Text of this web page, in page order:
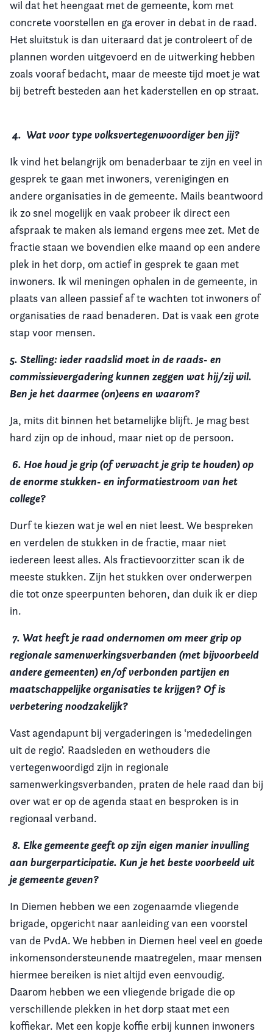
wil dat het heengaat met de gemeente, kom met
concrete voorstellen en ga erover in debat in de raad.
Het sluitstuk is dan uiteraard dat je controleert of de
plannen worden uitgevoerd en de uitwerking hebben
zoals vooraf bedacht, maar de meeste tijd moet je wat
bij betreft besteden aan het kaderstellen en op straat.
4. Wat voor type volksvertegenwoordiger ben jij?
Ik vind het belangrijk om benaderbaar te zijn en veel in
gesprek te gaan met inwoners, verenigingen en
andere organisaties in de gemeente. Mails beantwoord
ik zo snel mogelijk en vaak probeer ik direct een
afspraak te maken als iemand ergens mee zet. Met de
fractie staan we bovendien elke maand op een andere
plek in het dorp, om actief in gesprek te gaan met
inwoners. Ik wil meningen ophalen in de gemeente, in
plaats van alleen passief af te wachten tot inwoners of
organisaties de raad benaderen. Dat is vaak een grote
stap voor mensen.
5. Stelling: ieder raadslid moet in de raads- en
commissievergadering kunnen zeggen wat hij/zij wil.
Ben je het daarmee (on)eens en waarom?
Ja, mits dit binnen het betamelijke blijft. Je mag best
hard zijn op de inhoud, maar niet op de persoon.
6. Hoe houd je grip (of verwacht je grip te houden) op
de enorme stukken- en informatiestroom van het
college?
Durf te kiezen wat je wel en niet leest. We bespreken
en verdelen de stukken in de fractie, maar niet
iedereen leest alles. Als fractievoorzitter scan ik de
meeste stukken. Zijn het stukken over onderwerpen
die tot onze speerpunten behoren, dan duik ik er diep
in.
7. Wat heeft je raad ondernomen om meer grip op
regionale samenwerkingsverbanden (met bijvoorbeeld
andere gemeenten) en/of verbonden partijen en
maatschappelijke organisaties te krijgen? Of is
verbetering noodzakelijk?
Vast agendapunt bij vergaderingen is ‘mededelingen
uit de regio’. Raadsleden en wethouders die
vertegenwoordigd zijn in regionale
samenwerkingsverbanden, praten de hele raad dan bij
over wat er op de agenda staat en besproken is in
regionaal verband.
8. Elke gemeente geeft op zijn eigen manier invulling
aan burgerparticipatie. Kun je het beste voorbeeld uit
je gemeente geven?
In Diemen hebben we een zogenaamde vliegende
brigade, opgericht naar aanleiding van een voorstel
van de PvdA. We hebben in Diemen heel veel en goede
inkomensondersteunende maatregelen, maar mensen
hiermee bereiken is niet altijd even eenvoudig.
Daarom hebben we een vliegende brigade die op
verschillende plekken in het dorp staat met een
koffiekar. Met een kopje koffie erbij kunnen inwoners